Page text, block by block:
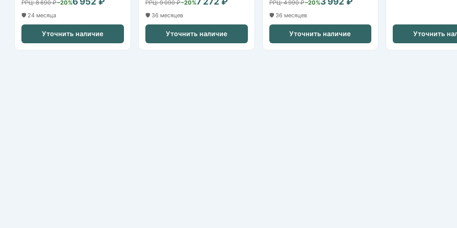
РРЦ: 8 690 ₽−20%
🛡️ 24 месяца
Уточнить наличие
РРЦ: 9 090 ₽−20%
🛡️ 36 месяцев
Уточнить наличие
РРЦ: 4 990 ₽−20%
🛡️ 36 месяцев
Уточнить наличие Уточнить